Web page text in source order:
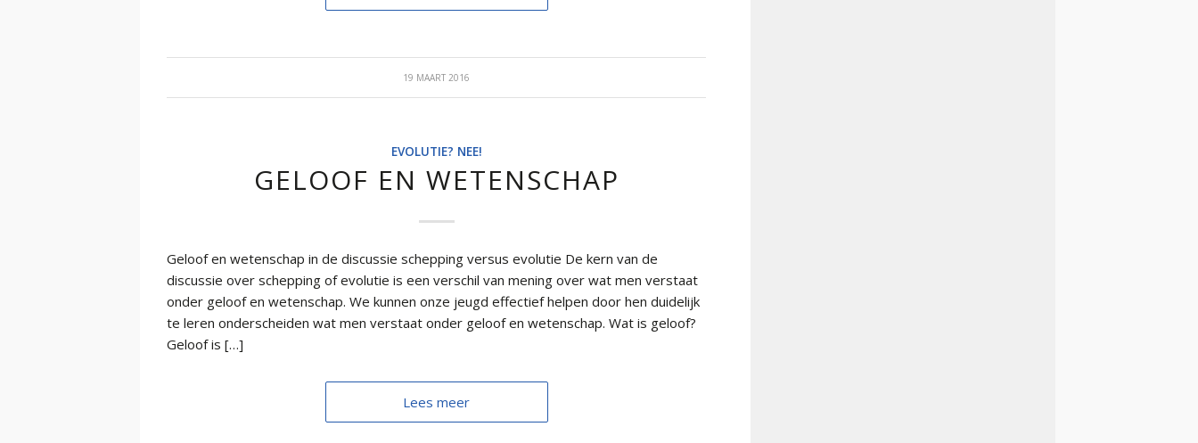
19 MAART 2016
EVOLUTIE? NEE!
GELOOF EN WETENSCHAP
Geloof en wetenschap in de discussie schepping versus evolutie De kern van de
discussie over schepping of evolutie is een verschil van mening over wat men verstaat
onder geloof en wetenschap. We kunnen onze jeugd effectief helpen door hen duidelijk
te leren onderscheiden wat men verstaat onder geloof en wetenschap. Wat is geloof?
Geloof is […]
Lees meer